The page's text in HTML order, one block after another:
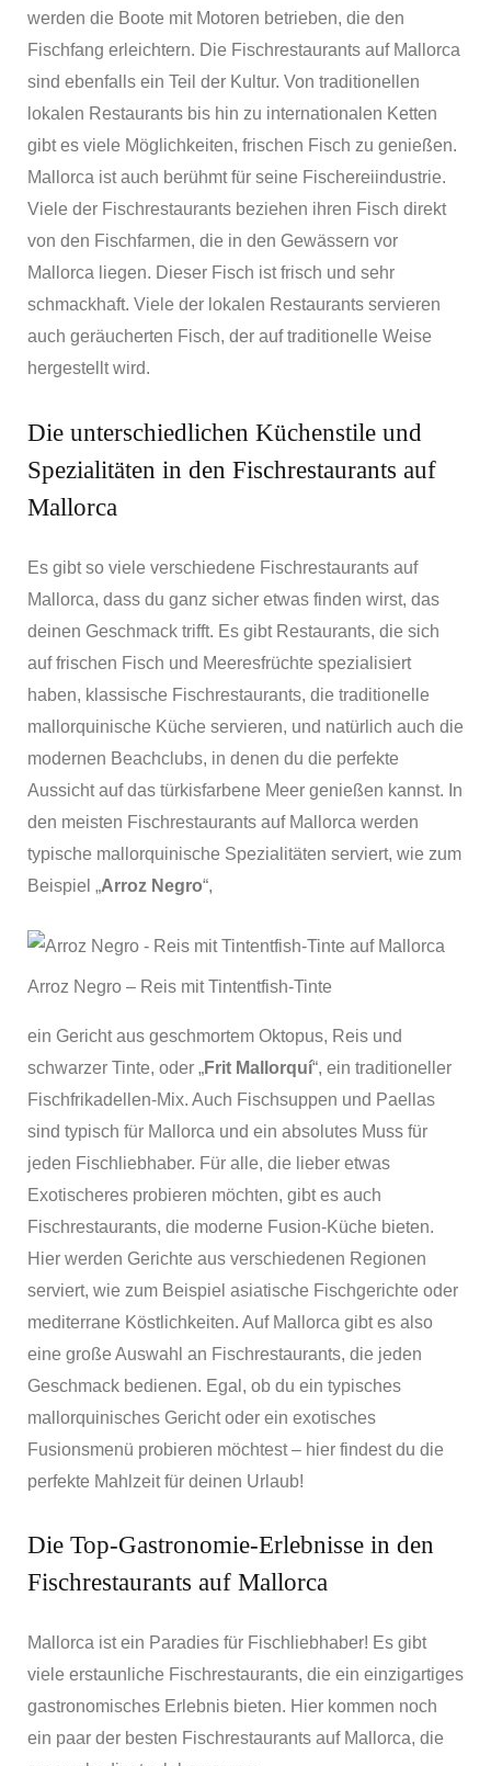
werden die Boote mit Motoren betrieben, die den
Fischfang erleichtern. Die Fischrestaurants auf Mallorca
sind ebenfalls ein Teil der Kultur. Von traditionellen
lokalen Restaurants bis hin zu internationalen Ketten
gibt es viele Möglichkeiten, frischen Fisch zu genießen.
Mallorca ist auch berühmt für seine Fischereiindustrie.
Viele der Fischrestaurants beziehen ihren Fisch direkt
von den Fischfarmen, die in den Gewässern vor
Mallorca liegen. Dieser Fisch ist frisch und sehr
schmackhaft. Viele der lokalen Restaurants servieren
auch geräucherten Fisch, der auf traditionelle Weise
hergestellt wird.
Die unterschiedlichen Küchenstile und
Spezialitäten in den Fischrestaurants auf
Mallorca
Es gibt so viele verschiedene Fischrestaurants auf
Mallorca, dass du ganz sicher etwas finden wirst, das
deinen Geschmack trifft. Es gibt Restaurants, die sich
auf frischen Fisch und Meeresfrüchte spezialisiert
haben, klassische Fischrestaurants, die traditionelle
mallorquinische Küche servieren, und natürlich auch die
modernen Beachclubs, in denen du die perfekte
Aussicht auf das türkisfarbene Meer genießen kannst. In
den meisten Fischrestaurants auf Mallorca werden
typische mallorquinische Spezialitäten serviert, wie zum
Beispiel „Arroz Negro“,
Arroz Negro – Reis mit Tintentfish-Tinte
ein Gericht aus geschmortem Oktopus, Reis und
schwarzer Tinte, oder „Frit Mallorquí“, ein traditioneller
Fischfrikadellen-Mix. Auch Fischsuppen und Paellas
sind typisch für Mallorca und ein absolutes Muss für
jeden Fischliebhaber. Für alle, die lieber etwas
Exotischeres probieren möchten, gibt es auch
Fischrestaurants, die moderne Fusion-Küche bieten.
Hier werden Gerichte aus verschiedenen Regionen
serviert, wie zum Beispiel asiatische Fischgerichte oder
mediterrane Köstlichkeiten. Auf Mallorca gibt es also
eine große Auswahl an Fischrestaurants, die jeden
Geschmack bedienen. Egal, ob du ein typisches
mallorquinisches Gericht oder ein exotisches
Fusionsmenü probieren möchtest – hier findest du die
perfekte Mahlzeit für deinen Urlaub!
Die Top-Gastronomie-Erlebnisse in den
Fischrestaurants auf Mallorca
Mallorca ist ein Paradies für Fischliebhaber! Es gibt
viele erstaunliche Fischrestaurants, die ein einzigartiges
gastronomisches Erlebnis bieten. Hier kommen noch
ein paar der besten Fischrestaurants auf Mallorca, die